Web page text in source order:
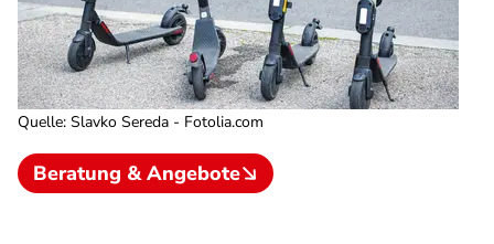
Quelle: Slavko Sereda - Fotolia.com
Beratung & Angebote